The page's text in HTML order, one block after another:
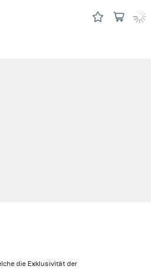
die Exklusivität der